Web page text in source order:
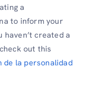
a
to inform your
haven’t created a
out this
de la personalidad